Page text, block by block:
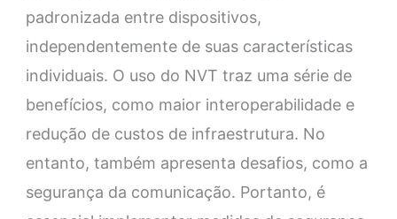
padronizada entre dispositivos,
independentemente de suas características
individuais. O uso do NVT traz uma série de
benefícios, como maior interoperabilidade e
redução de custos de infraestrutura. No
entanto, também apresenta desafios, como a
segurança da comunicação. Portanto, é